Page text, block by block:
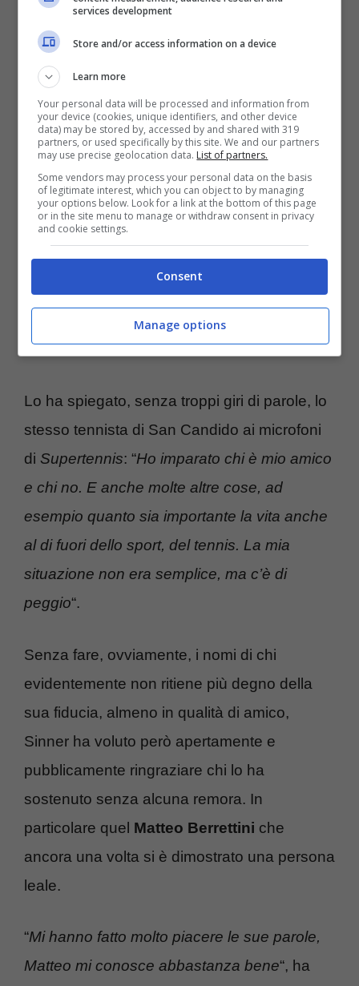
Sinner su tutte le furie:
parole durissime a New
York, l’azzurro non fa sconti
Sempre pronto a guardare il lato positivo di
ogni questione, anche stavolta Sinner ha
voluto cercare di trarre un insegnamento da
quanto accaduto, anche se un
insegnamento agrodolce. In particolare, ha
capito che nel mondo del tennisnon tutti
sono tuoi amici, anche quelli che fingono di
esserlo.
Lo ha spiegato, senza troppi giri di parole, lo
stesso tennista di San Candido ai microfoni
di Supertennis: “Ho imparato chi è mio amico
e chi no. E anche molte altre cose, ad
esempio quanto sia importante la vita anche
al di fuori dello sport, del tennis. La mia
situazione non era semplice, ma c’è di
peggio“.
Senza fare, ovviamente, i nomi di chi
evidentemente non ritiene più degno della
sua fiducia, almeno in qualità di amico,
Sinner ha voluto però apertamente e
pubblicamente ringraziare chi lo ha
sostenuto senza alcuna remora. In
particolare quel Matteo Berrettini che
ancora una volta si è dimostrato una persona
leale.
“Mi hanno fatto molto piacere le sue parole,
Matteo mi conosce abbastanza bene“, ha
services development
Store and/or access information on a device
Learn more
Your personal data will be processed and information from
your device (cookies, unique identifiers, and other device
data) may be stored by, accessed by and shared with 319
partners, or used specifically by this site. We and our partners
may use precise geolocation data. List of partners.
Some vendors may process your personal data on the basis
of legitimate interest, which you can object to by managing
your options below. Look for a link at the bottom of this page
or in the site menu to manage or withdraw consent in privacy
and cookie settings.
Consent
Manage options